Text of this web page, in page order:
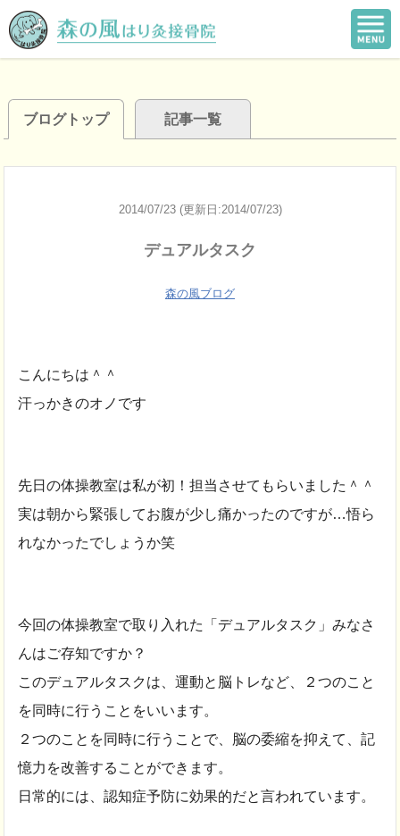
ブログトップ 記事一覧
2014/07/23 (更新日:2014/07/23)
デュアルタスク
森の風ブログ
こんにちは＾＾
汗っかきのオノです
先日の体操教室は私が初！担当させてもらいました＾＾
実は朝から緊張してお腹が少し痛かったのですが…悟ら
れなかったでしょうか笑
今回の体操教室で取り入れた「デュアルタスク」みなさ
んはご存知ですか？
このデュアルタスクは、運動と脳トレなど、２つのこと
を同時に行うことをいいます。
２つのことを同時に行うことで、脳の委縮を抑えて、記
憶力を改善することができます。
日常的には、認知症予防に効果的だと言われています。